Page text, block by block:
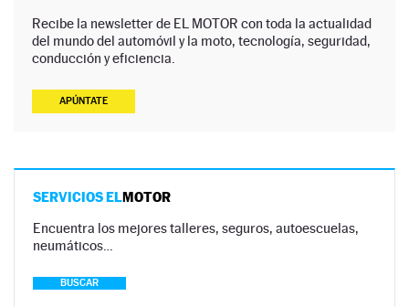
Recibe la newsletter de EL MOTOR con toda la actualidad
del mundo del automóvil y la moto, tecnología, seguridad,
conducción y eficiencia.
APÚNTATE
SERVICIOS ELMOTOR
Encuentra los mejores talleres, seguros, autoescuelas,
neumáticos…
BUSCAR